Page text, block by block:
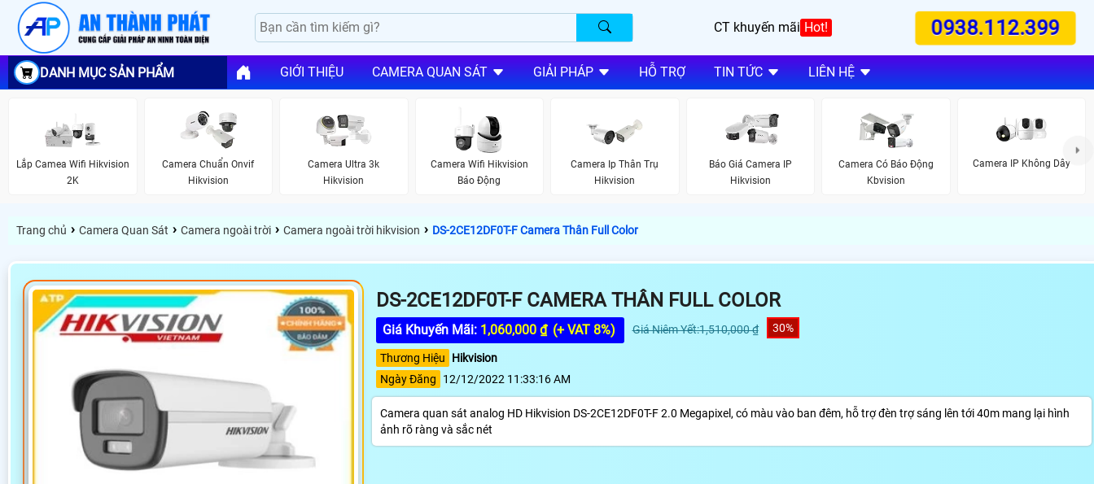
CT khuyến mãi Hot! 0938.112.399
DANH MỤC SẢN PHẨM GIỚI THIỆU CAMERA QUAN SÁT GIẢI PHÁP HỖ TRỢ TIN TỨC LIÊN HỆ
Lắp Camea Wifi Hikvision
2K
Camera Chuẩn Onvif
Hikvision
Camera Ultra 3k
Hikvision
Camera Wifi Hikvision
Báo Động
Camera Ip Thân Trụ
Hikvision
Báo Giá Camera IP
Hikvision
Camera Có Báo Động
Kbvision
Camera IP Không Dây
Trang chủ › Camera Quan Sát › Camera ngoài trời › Camera ngoài trời hikvision › DS-2CE12DF0T-F Camera Thân Full Color
DS-2CE12DF0T-F CAMERA THÂN FULL COLOR
Giá Khuyến Mãi: 1,060,000 ₫ (+ VAT 8%) Giá Niêm Yết:1,510,000 ₫ 30%
Thương Hiệu
Hikvision
Ngày Đăng
12/12/2022 11:33:16 AM
Camera quan sát analog HD Hikvision DS-2CE12DF0T-F 2.0 Megapixel, có màu vào ban đêm, hỗ trợ đèn trợ sáng lên tới 40m mang lại hình
ảnh rõ ràng và sắc nét